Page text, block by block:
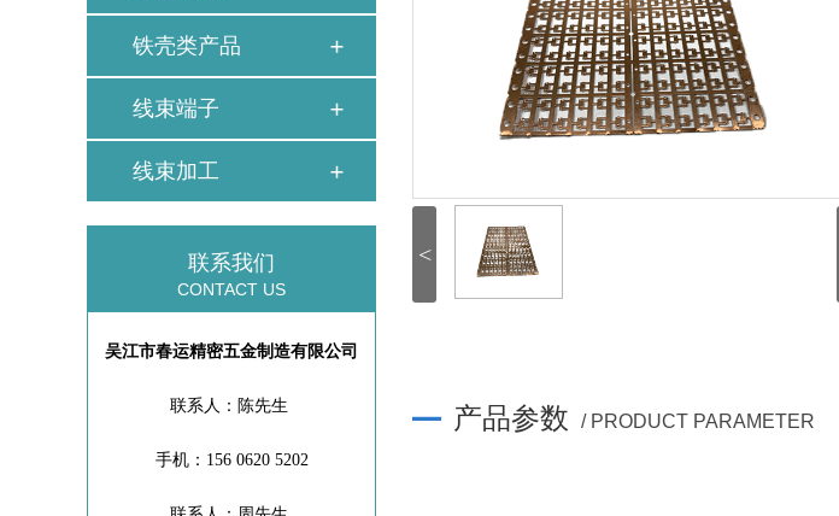
铁壳类产品
线束端子
线束加工
联系我们
CONTACT US
吴江市春运精密五金制造有限公司
联系人：陈先生
手机：156 0620 5202
<
产品参数 / PRODUCT PARAMETER